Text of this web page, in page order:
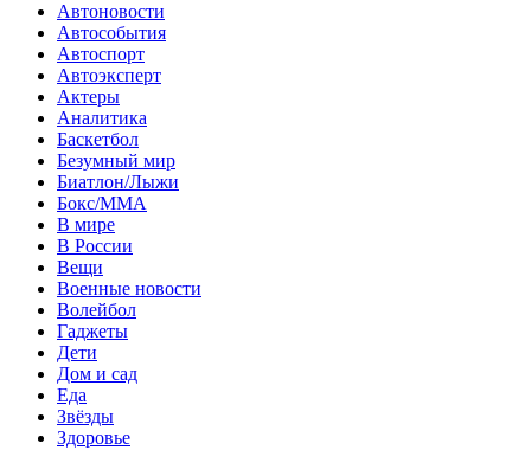
Автоновости
Автособытия
Автоспорт
Автоэксперт
Актеры
Аналитика
Баскетбол
Безумный мир
Биатлон/Лыжи
Бокс/MMA
В мире
В России
Вещи
Военные новости
Волейбол
Гаджеты
Дети
Дом и сад
Еда
Звёзды
Здоровье